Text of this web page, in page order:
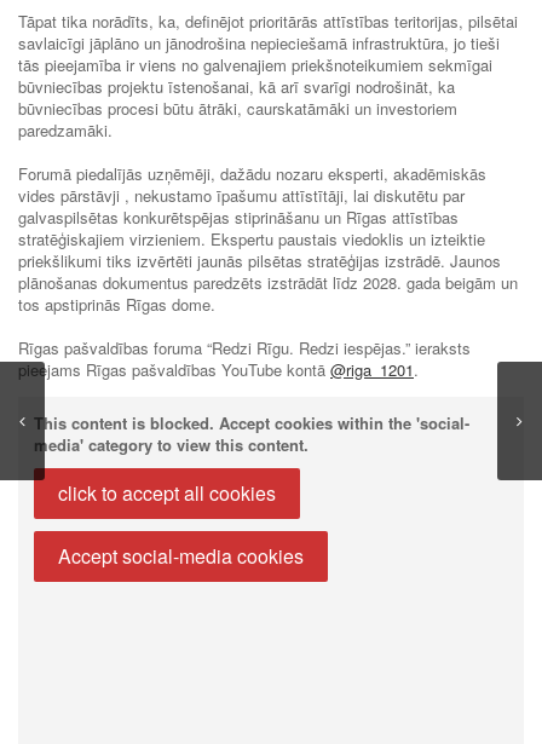
Tāpat tika norādīts, ka, definējot prioritārās attīstības teritorijas, pilsētai
savlaicīgi jāplāno un jānodrošina nepieciešamā infrastruktūra, jo tieši
tās pieejamība ir viens no galvenajiem priekšnoteikumiem sekmīgai
būvniecības projektu īstenošanai, kā arī svarīgi nodrošināt, ka
būvniecības procesi būtu ātrāki, caurskatāmāki un investoriem
paredzamāki.
Forumā piedalījās uzņēmēji, dažādu nozaru eksperti, akadēmiskās
vides pārstāvji , nekustamo īpašumu attīstītāji, lai diskutētu par
galvaspilsētas konkurētspējas stiprināšanu un Rīgas attīstības
stratēģiskajiem virzieniem. Ekspertu paustais viedoklis un izteiktie
priekšlikumi tiks izvērtēti jaunās pilsētas stratēģijas izstrādē. Jaunos
plānošanas dokumentus paredzēts izstrādāt līdz 2028. gada beigām un
tos apstiprinās Rīgas dome.
Rīgas pašvaldības foruma “Redzi Rīgu. Redzi iespējas.” ieraksts
pieejams Rīgas pašvaldības YouTube kontā @riga_1201.
This content is blocked. Accept cookies within the 'social-
media' category to view this content.
click to accept all cookies
Accept social-media cookies